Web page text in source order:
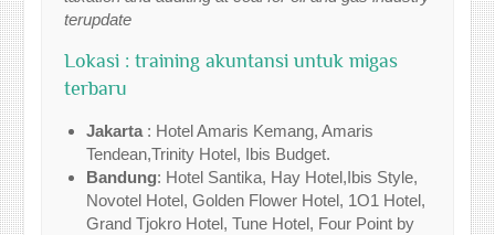
terupdate
Lokasi : training akuntansi untuk migas
terbaru
Jakarta : Hotel Amaris Kemang, Amaris
Tendean,Trinity Hotel, Ibis Budget.
Bandung: Hotel Santika, Hay Hotel,Ibis Style,
Novotel Hotel, Golden Flower Hotel, 1O1 Hotel,
Grand Tjokro Hotel, Tune Hotel, Four Point by